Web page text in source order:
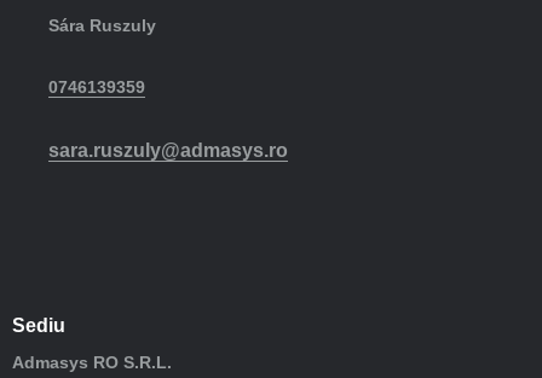
Sára Ruszuly
0746139359
sara.ruszuly@admasys.ro
Sediu
Admasys RO S.R.L.